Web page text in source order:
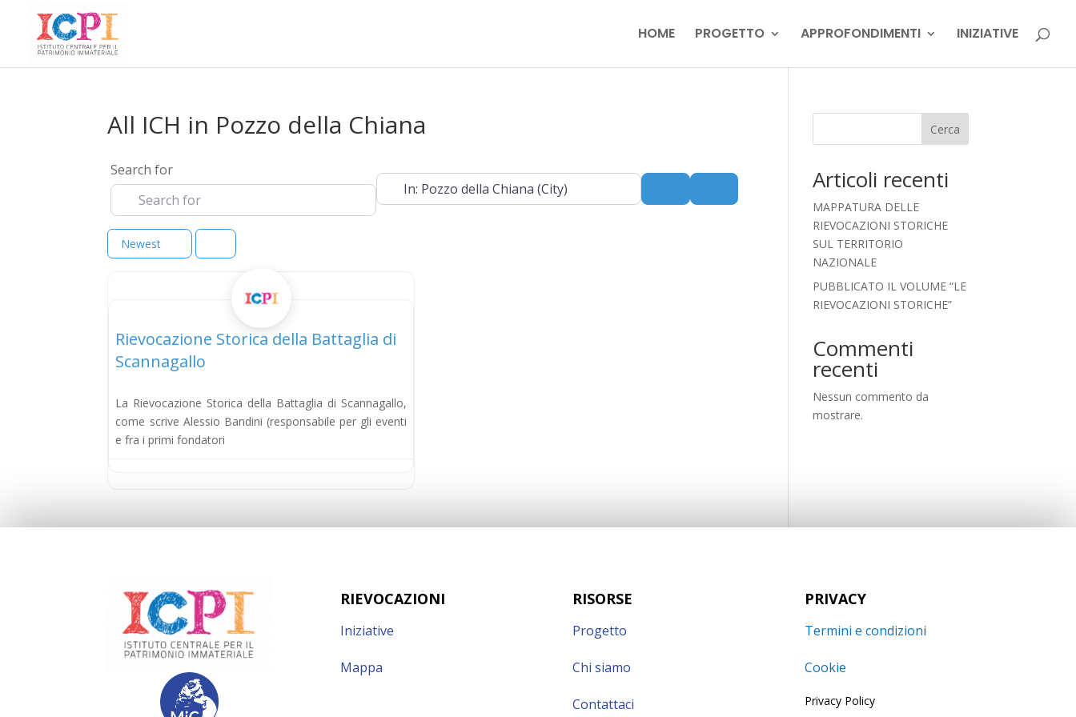
HOME PROGETTO APPROFONDIMENTI INIZIATIVE
All ICH in Pozzo della Chiana
Search for
Near Advanced Filters
Newest
Rievocazione Storica della Battaglia di
Scannagallo
La Rievocazione Storica della Battaglia di Scannagallo,
come scrive Alessio Bandini (responsabile per gli eventi
e fra i primi fondatori
Cerca
Articoli recenti
MAPPATURA DELLE
RIEVOCAZIONI STORICHE
SUL TERRITORIO
NAZIONALE
PUBBLICATO IL VOLUME “LE
RIEVOCAZIONI STORICHE”
Commenti
recenti
Nessun commento da
mostrare.
RIEVOCAZIONI
Iniziative
Mappa
RISORSE
Progetto
Chi siamo
Contattaci
PRIVACY
Termini e condizioni
Cookie
Privacy Policy